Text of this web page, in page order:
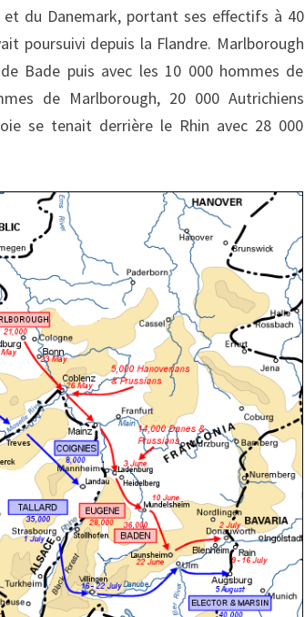
du Danemark, portant ses effectifs à 40
poursuivi depuis la Flandre. Marlborough
Bade puis avec les 10 000 hommes de
de Marlborough, 20 000 Autrichiens
se tenait derrière le Rhin avec 28 000